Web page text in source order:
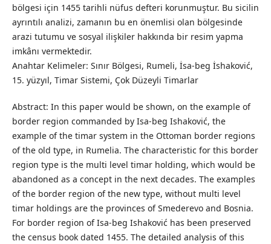
bölgesi için 1455 tarihli nüfus defteri korunmuştur. Bu sicilin
ayrıntılı analizi, zamanın bu en önemlisi olan bölgesinde
arazi tutumu ve sosyal ilişkiler hakkında bir resim yapma
imkânı vermektedir.
Anahtar Kelimeler: Sınır Bölgesi, Rumeli, İsa-beg İshaković,
15. yüzyıl, Timar Sistemi, Çok Düzeyli Timarlar
Abstract: In this paper would be shown, on the example of
border region commanded by Isa-beg Ishaković, the
example of the timar system in the Ottoman border regions
of the old type, in Rumelia. The characteristic for this border
region type is the multi level timar holding, which would be
abandoned as a concept in the next decades. The examples
of the border region of the new type, without multi level
timar holdings are the provinces of Smederevo and Bosnia.
For border region of Isa-beg Ishaković has been preserved
the census book dated 1455. The detailed analysis of this